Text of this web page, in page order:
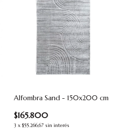
Alfombra Sand - 150x200 cm
$165.800
3 x $55.266,67 sin interés